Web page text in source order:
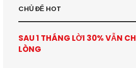
CHỦ ĐỂ HOT
SAU 1 THÁNG LỜI 30% VẪN
LÒNG